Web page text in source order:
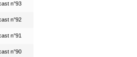
n°93
n°92
n°91
n°90